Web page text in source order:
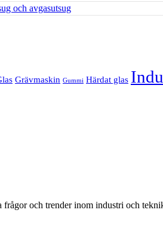
Grävmaskin Gummi Härdat glas
och trender inom industri och